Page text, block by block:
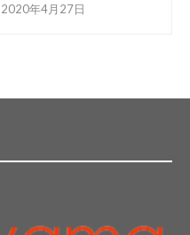
2020年4月27日